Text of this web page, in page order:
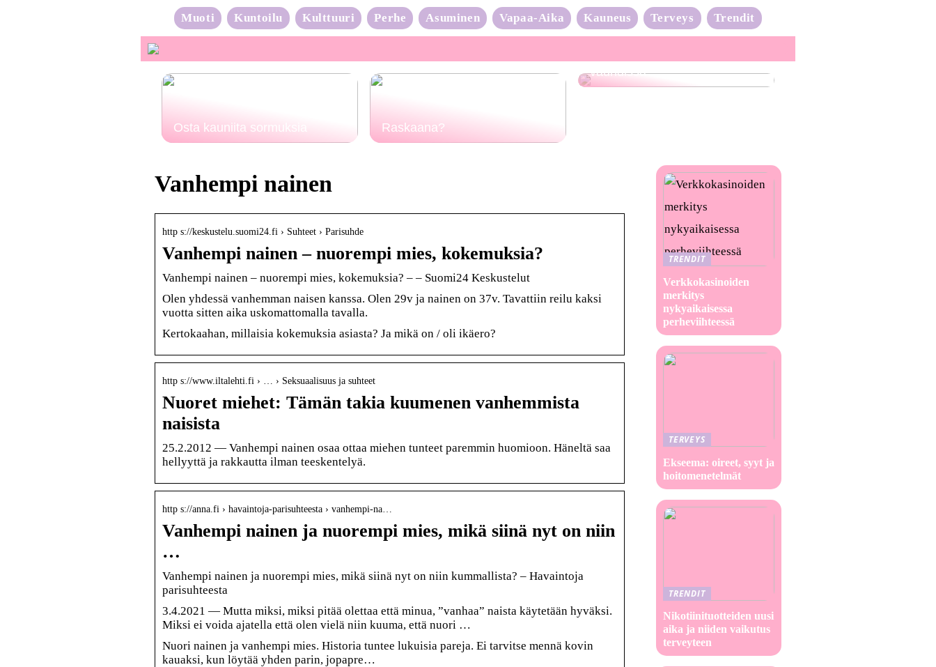
Muoti Kuntoilu Kulttuuri Perhe Asuminen Vapaa-Aika Kauneus Terveys Trendit
Osta kauniita sormuksia Raskaana?
Neulonta-aalto on täydessä
vauhdissa
Vanhempi nainen
http s://keskustelu.suomi24.fi › Suhteet › Parisuhde
Vanhempi nainen – nuorempi mies, kokemuksia?
Vanhempi nainen – nuorempi mies, kokemuksia? – – Suomi24 Keskustelut
Olen yhdessä vanhemman naisen kanssa. Olen 29v ja nainen on 37v. Tavattiin reilu kaksi
vuotta sitten aika uskomattomalla tavalla.
Kertokaahan, millaisia kokemuksia asiasta? Ja mikä on / oli ikäero?
http s://www.iltalehti.fi › … › Seksuaalisuus ja suhteet
Nuoret miehet: Tämän takia kuumenen vanhemmista
naisista
25.2.2012 — Vanhempi nainen osaa ottaa miehen tunteet paremmin huomioon. Häneltä saa
hellyyttä ja rakkautta ilman teeskentelyä.
http s://anna.fi › havaintoja-parisuhteesta › vanhempi-na…
Vanhempi nainen ja nuorempi mies, mikä siinä nyt on niin
…
Vanhempi nainen ja nuorempi mies, mikä siinä nyt on niin kummallista? – Havaintoja
parisuhteesta
3.4.2021 — Mutta miksi, miksi pitää olettaa että minua, ”vanhaa” naista käytetään hyväksi.
Miksi ei voida ajatella että olen vielä niin kuuma, että nuori …
Nuori nainen ja vanhempi mies. Historia tuntee lukuisia pareja. Ei tarvitse mennä kovin
kauaksi, kun löytää yhden parin, jopapre…
TRENDIT
Verkkokasinoiden
merkitys
nykyaikaisessa
perheviihteessä
TERVEYS
Ekseema: oireet, syyt ja
hoitomenetelmät
TRENDIT
Nikotiinituotteiden uusi
aika ja niiden vaikutus
terveyteen